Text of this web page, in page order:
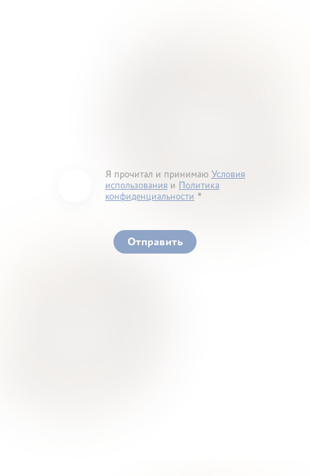
Я прочитал и принимаю Условия
использования и Политика
конфиденциальности
Отправить